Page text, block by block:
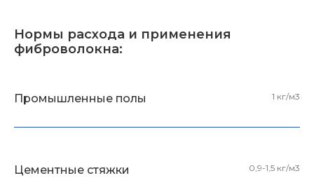
Нормы расхода и применения
фиброволокна:
Промышленные полы 1 кг/м3
Цементные стяжки 0,9-1,5 кг/м3